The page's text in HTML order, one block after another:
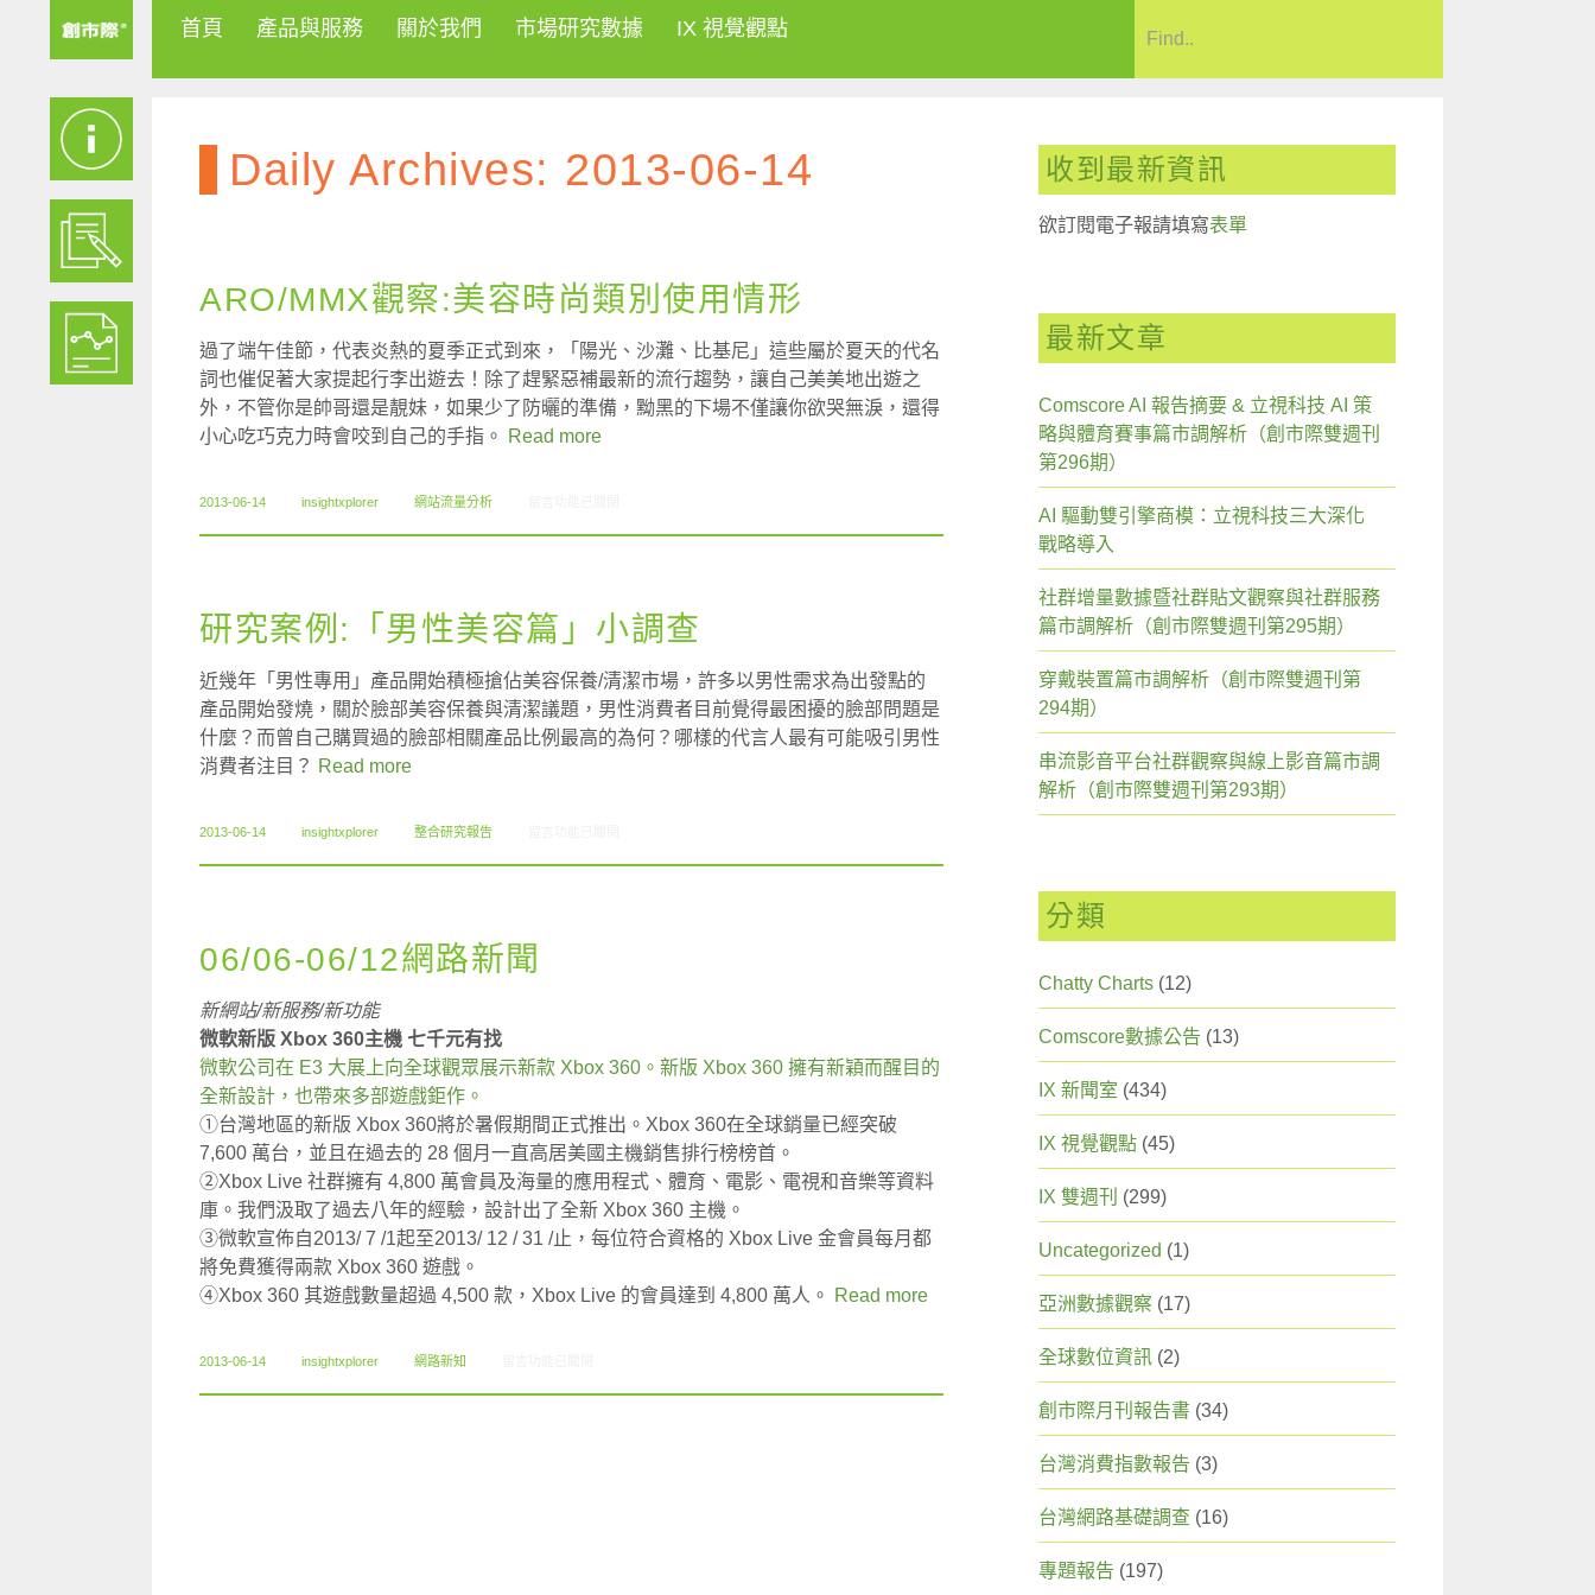
首頁 產品與服務 關於我們 市場研究數據 IX 視覺觀點
Daily Archives: 2013-06-14
ARO/MMX觀察:美容時尚類別使用情形
過了端午佳節，代表炎熱的夏季正式到來，「陽光、沙灘、比基尼」這些屬於夏天的代名
詞也催促著大家提起行李出遊去！除了趕緊惡補最新的流行趨勢，讓自己美美地出遊之
外，不管你是帥哥還是靚妹，如果少了防曬的準備，黝黑的下場不僅讓你欲哭無淚，還得
小心吃巧克力時會咬到自己的手指。
Read more
2013-06-14 insightxplorer 網站流量分析
研究案例:「男性美容篇」小調查
近幾年「男性專用」產品開始積極搶佔美容保養/清潔市場，許多以男性需求為出發點的
產品開始發燒，關於臉部美容保養與清潔議題，男性消費者目前覺得最困擾的臉部問題是
什麼？而曾自己購買過的臉部相關產品比例最高的為何？哪樣的代言人最有可能吸引男性
消費者注目？ Read more
2013-06-14 insightxplorer 整合研究報告
06/06-06/12網路新聞
新網站/新服務/新功能
微軟新版 Xbox 360主機 七千元有找
微軟公司在 E3 大展上向全球觀眾展示新款 Xbox 360。新版 Xbox 360 擁有新穎而醒目的
全新設計，也帶來多部遊戲鉅作。
①台灣地區的新版 Xbox 360將於暑假期間正式推出。Xbox 360在全球銷量已經突破
7,600 萬台，並且在過去的 28 個月一直高居美國主機銷售排行榜榜首。
②Xbox Live 社群擁有 4,800 萬會員及海量的應用程式、體育、電影、電視和音樂等資料
庫。我們汲取了過去八年的經驗，設計出了全新 Xbox 360 主機。
③微軟宣佈自2013/ 7 /1起至2013/ 12 / 31 /止，每位符合資格的 Xbox Live 金會員每月都
將免費獲得兩款 Xbox 360 遊戲。
④Xbox 360 其遊戲數量超過 4,500 款，Xbox Live 的會員達到 4,800 萬人。
Read more
2013-06-14 insightxplorer 網路新知
收到最新資訊
欲訂閱電子報請填寫表單
最新文章
Comscore AI 報告摘要 & 立視科技 AI 策
略與體育賽事篇市調解析（創市際雙週刊
第296期）
AI 驅動雙引擎商模：立視科技三大深化
戰略導入
社群增量數據暨社群貼文觀察與社群服務
篇市調解析（創市際雙週刊第295期）
穿戴裝置篇市調解析（創市際雙週刊第
294期）
串流影音平台社群觀察與線上影音篇市調
解析（創市際雙週刊第293期）
分類
Chatty Charts (12)
Comscore數據公告 (13)
IX 新聞室 (434)
IX 視覺觀點 (45)
IX 雙週刊 (299)
Uncategorized (1)
亞洲數據觀察 (17)
全球數位資訊 (2)
創市際月刊報告書 (34)
台灣消費指數報告 (3)
台灣網路基礎調查 (16)
專題報告 (197)